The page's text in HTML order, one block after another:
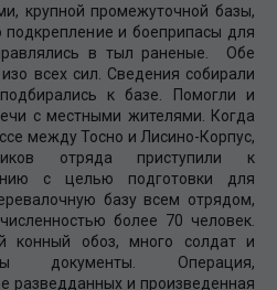
крупной промежуточной базы,
подкрепление и боеприпасы для
в тыл раненые. Обе
всех сил. Сведения собирали
к базе. Помогли и
с местными жителями. Когда
между Тосно и Лисино-Корпус,
отряда приступили к
с целью подготовки для
базу всем отрядом,
более 70 человек.
конный обоз, много солдат и
документы. Операция,
разведданных и произведенная